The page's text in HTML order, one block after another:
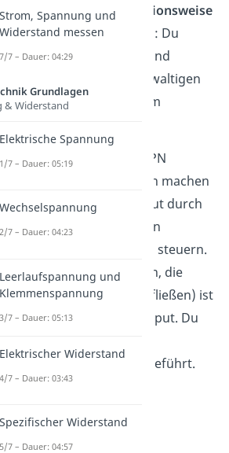
Bewegung sind. Die Funktionsweise
kannst du dir so vorstellen: Du
pustest die Basis kurz an und
erzeugt dadurch einen gewaltigen
vom Emitter zum
Was du dann mit einem NPN
Transistor im Wesentlichen machen
kannst, ist den Stromoutput durch
einen kleinen, sogenannten
Basisstrom (dem Input) zu steuern.
Der Output (die Elektronen, die
über den Kollektor hinausfließen) ist
dabei viel größer als der Input. Du
Stromverstärkung durchgeführt.
Strom, Spannung und
Widerstand messen
7/7 – Dauer: 04:29
Grundlagen
& Widerstand
Elektrische Spannung
1/7 – Dauer: 05:19
Wechselspannung
2/7 – Dauer: 04:23
Leerlaufspannung und
Klemmenspannung
3/7 – Dauer: 05:13
Elektrischer Widerstand
4/7 – Dauer: 03:43
Spezifischer Widerstand
5/7 – Dauer: 04:57